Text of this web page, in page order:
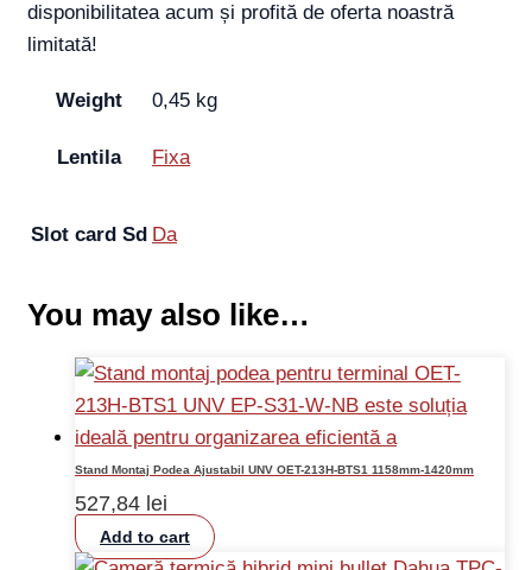
disponibilitatea acum și profită de oferta noastră
limitată!
Weight 0,45 kg
Lentila Fixa
Slot card Sd Da
You may also like…
Stand Montaj Podea Ajustabil UNV OET-213H-BTS1 1158mm-1420mm
527,84 lei
Add to cart